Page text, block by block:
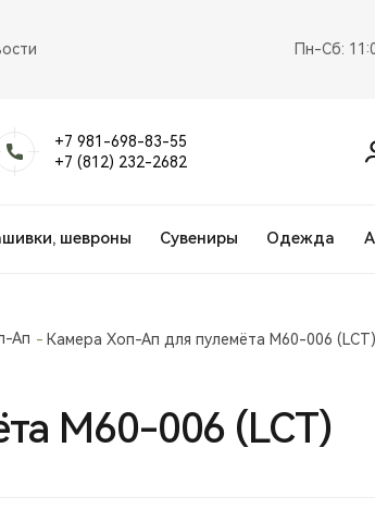
Пн-Сб:
+7 981-698-83-55
+7 (812) 232-2682
шевроны Сувениры Одежда
Ап Камера Хоп-Ап для пулемёта M60-006 (LCT)
M60-006 (LCT)